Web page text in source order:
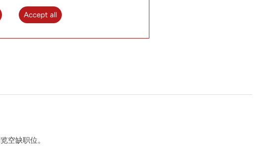
空缺职位。
Accept all